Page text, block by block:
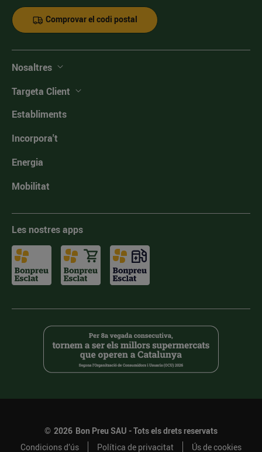
Comprovar el codi postal
Nosaltres
Targeta Client
Establiments
Incorpora't
Energia
Mobilitat
Les nostres apps
© 2026 Bon Preu SAU - Tots els drets reservats
Condicions d’ús
Política de privacitat Ús de cookies